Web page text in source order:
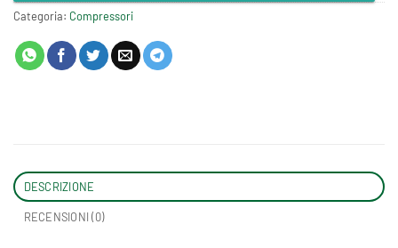
Categoria: Compressori
DESCRIZIONE
RECENSIONI (0)